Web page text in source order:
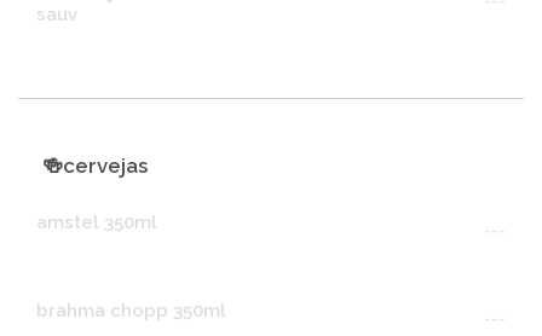
sauv
🍻cervejas
amstel 350ml ---
brahma chopp 350ml ---